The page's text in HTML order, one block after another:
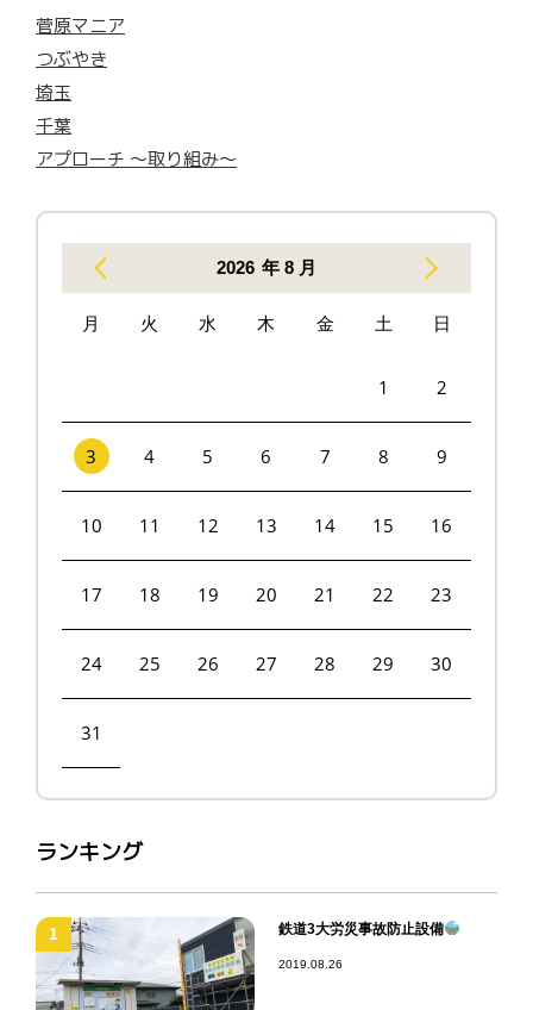
菅原マニア
つぶやき
埼玉
千葉
アプローチ 〜取り組み〜
年 8 月
2026
月 火 水 木 金 土 日
1 2
3 4 5 6 7 8 9
10 11 12 13 14 15 16
17 18 19 20 21 22 23
24 25 26 27 28 29 30
31
ランキング
1 鉄道3大労災事故防止設備
2019.08.26